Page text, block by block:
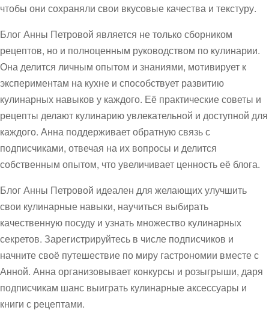
чтобы они сохраняли свои вкусовые качества и текстуру.
Блог Анны Петровой является не только сборником
рецептов, но и полноценным руководством по кулинарии.
Она делится личным опытом и знаниями, мотивирует к
экспериментам на кухне и способствует развитию
кулинарных навыков у каждого. Её практические советы и
рецепты делают кулинарию увлекательной и доступной для
каждого. Анна поддерживает обратную связь с
подписчиками, отвечая на их вопросы и делится
собственным опытом, что увеличивает ценность её блога.
Блог Анны Петровой идеален для желающих улучшить
свои кулинарные навыки, научиться выбирать
качественную посуду и узнать множество кулинарных
секретов. Зарегистрируйтесь в числе подписчиков и
начните своё путешествие по миру гастрономии вместе с
Анной. Анна организовывает конкурсы и розыгрыши, даря
подписчикам шанс выиграть кулинарные аксессуары и
книги с рецептами.